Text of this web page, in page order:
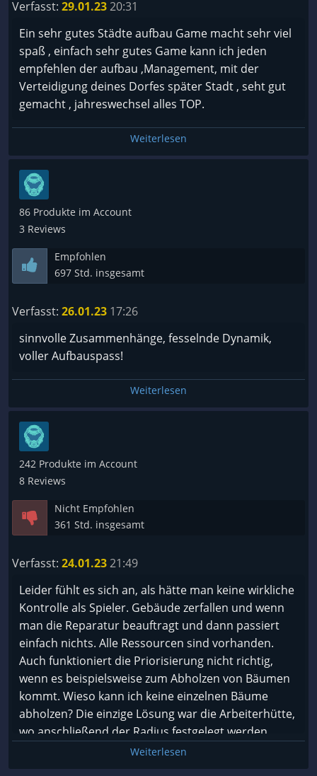
komplett abgebaut.
Insgesamt macht das Spiel aber wie bereits gesagt
sehr viel Spaß, aber es ist auf jeden Fall auch noch
ausbaufähig.
Verfasst: 29.01.2320:31
Ein sehr gutes Städte aufbau Game macht sehr viel
spaß , einfach sehr gutes Game kann ich jeden
empfehlen der aufbau ,Management, mit der
Verteidigung deines Dorfes später Stadt , seht gut
gemacht , jahreswechsel alles TOP.
Weiterlesen
86 Produkte im Account
3 Reviews
Empfohlen
697 Std. insgesamt
Verfasst: 26.01.23 17:26
sinnvolle Zusammenhänge, fesselnde Dynamik,
voller Aufbauspass!
Weiterlesen
242 Produkte im Account
8 Reviews
Nicht Empfohlen
361 Std. insgesamt
Verfasst: 24.01.2321:49
Leider fühlt es sich an, als hätte man keine wirkliche
Kontrolle als Spieler. Gebäude zerfallen und wenn
man die Reparatur beauftragt und dann passiert
einfach nichts. Alle Ressourcen sind vorhanden.
Auch funktioniert die Priorisierung nicht richtig,
wenn es beispielsweise zum Abholzen von Bäumen
kommt. Wieso kann ich keine einzelnen Bäume
abholzen? Die einzige Lösung war die Arbeiterhütte,
wo anschließend der Radius festgelegt werden
muss. Nur wird hier dann ein Bereich abgeholzt und
nicht der eine nervige Baum, welcher den Bau des
Weiterlesen